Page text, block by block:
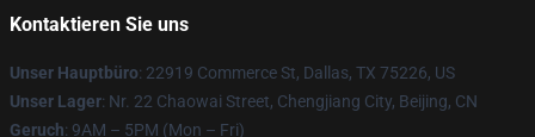
Kontaktieren Sie uns
Unser Hauptbüro: 22919 Commerce St, Dallas, TX 75226, US
Unser Lager: Nr. 22 Chaowai Street, Chengjiang City, Beijing, CN
Geruch: 9AM – 5PM (Mon – Fri)